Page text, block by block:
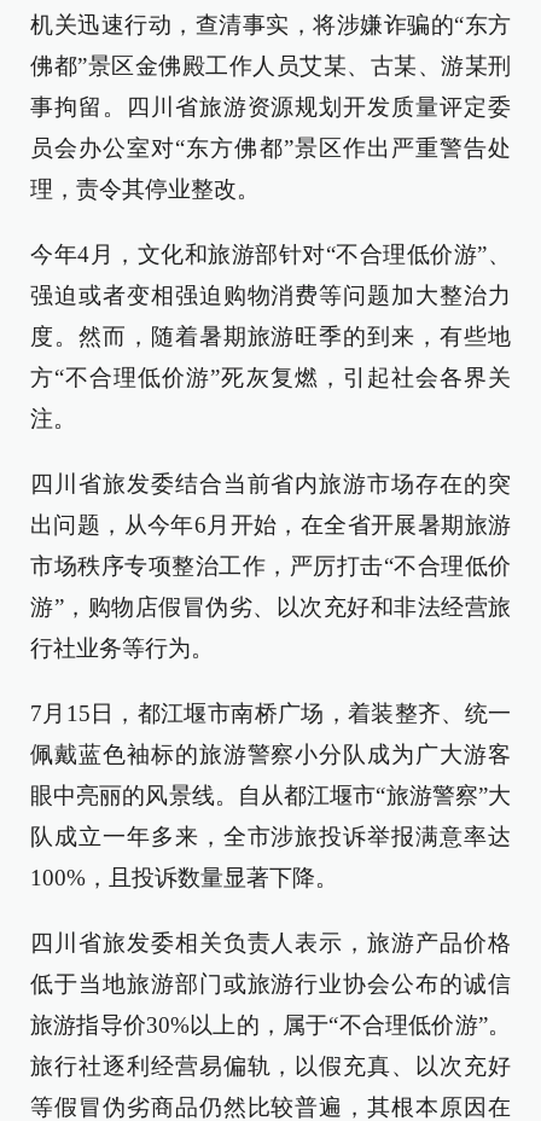
机关迅速行动，查清事实，将涉嫌诈骗的“东方
佛都”景区金佛殿工作人员艾某、古某、游某刑
事拘留。四川省旅游资源规划开发质量评定委
员会办公室对“东方佛都”景区作出严重警告处
理，责令其停业整改。
今年4月，文化和旅游部针对“不合理低价游”、
强迫或者变相强迫购物消费等问题加大整治力
度。然而，随着暑期旅游旺季的到来，有些地
方“不合理低价游”死灰复燃，引起社会各界关
注。
四川省旅发委结合当前省内旅游市场存在的突
出问题，从今年6月开始，在全省开展暑期旅游
市场秩序专项整治工作，严厉打击“不合理低价
游”，购物店假冒伪劣、以次充好和非法经营旅
行社业务等行为。
7月15日，都江堰市南桥广场，着装整齐、统一
佩戴蓝色袖标的旅游警察小分队成为广大游客
眼中亮丽的风景线。自从都江堰市“旅游警察”大
队成立一年多来，全市涉旅投诉举报满意率达
100%，且投诉数量显著下降。
四川省旅发委相关负责人表示，旅游产品价格
低于当地旅游部门或旅游行业协会公布的诚信
旅游指导价30%以上的，属于“不合理低价游”。
旅行社逐利经营易偏轨，以假充真、以次充好
等假冒伪劣商品仍然比较普遍，其根本原因在